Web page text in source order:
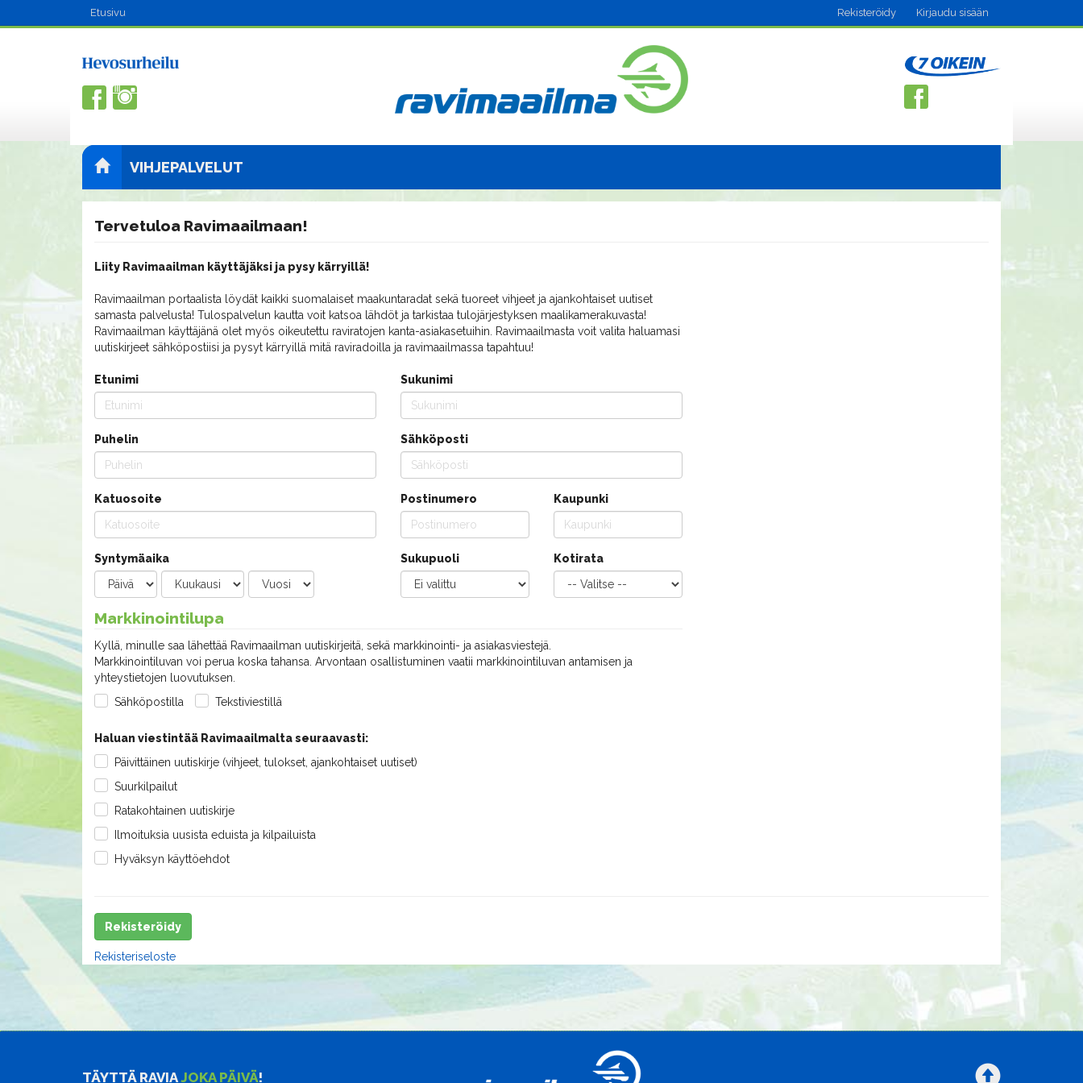
Etusivu Rekisteröidy Kirjaudu sisään
VIHJEPALVELUT
Tervetuloa Ravimaailmaan!
Liity Ravimaailman käyttäjäksi ja pysy kärryillä!
Ravimaailman portaalista löydät kaikki suomalaiset maakuntaradat sekä tuoreet vihjeet ja ajankohtaiset uutiset
samasta palvelusta! Tulospalvelun kautta voit katsoa lähdöt ja tarkistaa tulojärjestyksen maalikamerakuvasta!
Ravimaailman käyttäjänä olet myös oikeutettu raviratojen kanta-asiakasetuihin. Ravimaailmasta voit valita haluamasi
uutiskirjeet sähköpostiisi ja pysyt kärryillä mitä raviradoilla ja ravimaailmassa tapahtuu!
Etunimi Sukunimi
Puhelin Sähköposti
Katuosoite Postinumero Kaupunki
Syntymäaika Sukupuoli Kotirata
Markkinointilupa
Kyllä, minulle saa lähettää Ravimaailman uutiskirjeitä, sekä markkinointi- ja asiakasviestejä.
Markkinointiluvan voi perua koska tahansa. Arvontaan osallistuminen vaatii markkinointiluvan antamisen ja
yhteystietojen luovutuksen.
Sähköpostilla
Tekstiviestillä
Haluan viestintää Ravimaailmalta seuraavasti:
Päivittäinen uutiskirje (vihjeet, tulokset, ajankohtaiset uutiset)
Suurkilpailut
Ratakohtainen uutiskirje
Ilmoituksia uusista eduista ja kilpailuista
Hyväksyn käyttöehdot
Rekisteröidy
Rekisteriseloste
TÄYTTÄ RAVIAJOKA PÄIVÄ!